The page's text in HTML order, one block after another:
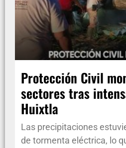
Protección Civil
sectores tras
Huixtla
Las precipitaciones
de tormenta eléctrica, lo